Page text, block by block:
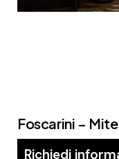
Foscarini –
Richiedi